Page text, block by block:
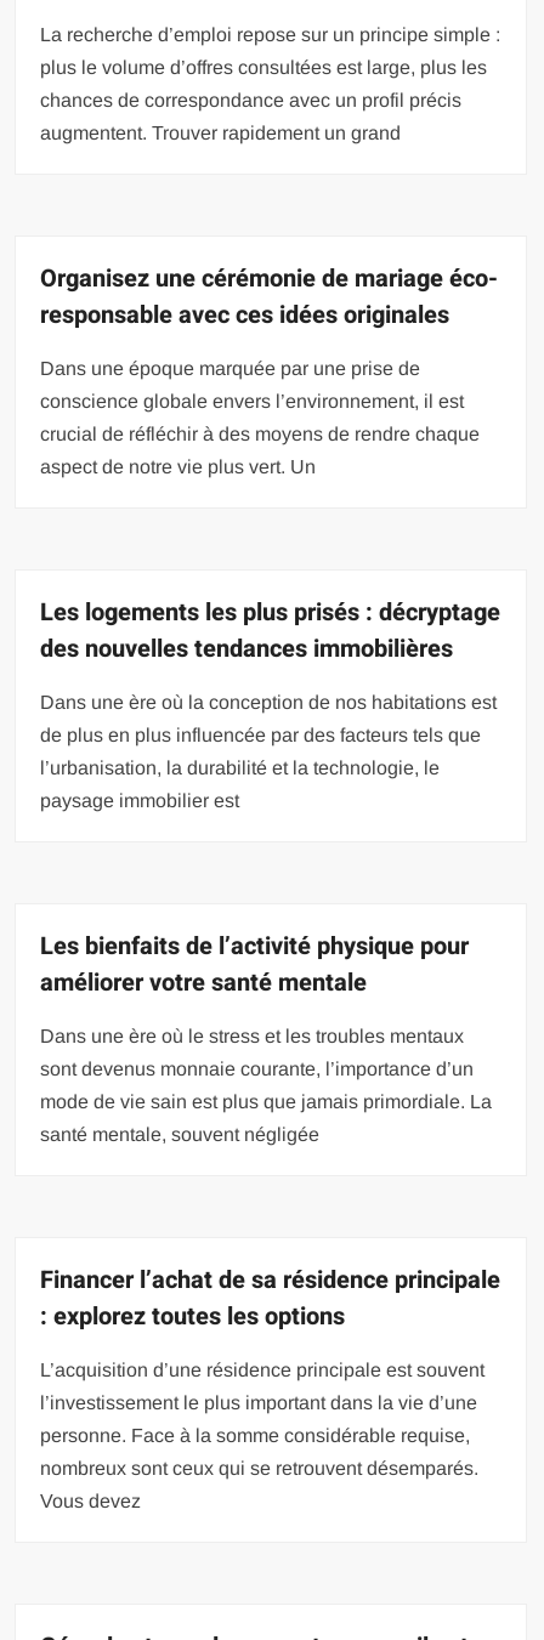
La recherche d’emploi repose sur un principe simple :
plus le volume d’offres consultées est large, plus les
chances de correspondance avec un profil précis
augmentent. Trouver rapidement un grand
Organisez une cérémonie de mariage éco-
responsable avec ces idées originales
Dans une époque marquée par une prise de
conscience globale envers l’environnement, il est
crucial de réfléchir à des moyens de rendre chaque
aspect de notre vie plus vert. Un
Les logements les plus prisés : décryptage
des nouvelles tendances immobilières
Dans une ère où la conception de nos habitations est
de plus en plus influencée par des facteurs tels que
l’urbanisation, la durabilité et la technologie, le
paysage immobilier est
Les bienfaits de l’activité physique pour
améliorer votre santé mentale
Dans une ère où le stress et les troubles mentaux
sont devenus monnaie courante, l’importance d’un
mode de vie sain est plus que jamais primordiale. La
santé mentale, souvent négligée
Financer l’achat de sa résidence principale
: explorez toutes les options
L’acquisition d’une résidence principale est souvent
l’investissement le plus important dans la vie d’une
personne. Face à la somme considérable requise,
nombreux sont ceux qui se retrouvent désemparés.
Vous devez